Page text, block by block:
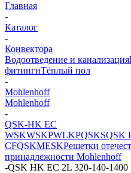
Главная
-
Каталог
-
Конвектора
Водоотведение и канализация
фитингиТёплый пол
-
Mohlenhoff
Mohlenhoff
-
QSK-HK EC
WSKWSKPWLKPQSKSQSK
CFQSKMESKРешетки
принадлежности Mohlenhoff
-QSK HK EC 2L 320-140-1400